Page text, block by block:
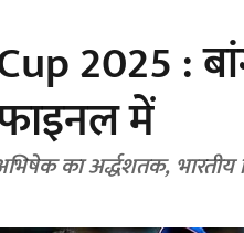
2025 :
में
का अर्द्धशतक,